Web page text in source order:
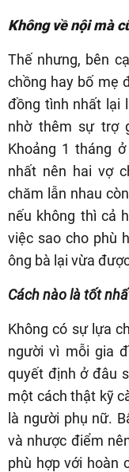
Không về nội mà
Thế nhưng, bên
chồng hay bố mẹ
đồng tình nhất lại
nhờ thêm sự trợ
Khoảng 1 tháng
nhất nên hai vợ
chăm lẫn nhau
nếu không thì cả
việc sao cho phù
ông bà lại vừa
Cách nào là tốt
Không có sự lựa
người vì mỗi gia
quyết định ở đâu
một cách thật kỹ
là người phụ nữ.
và nhược điểm
phù hợp với hoàn